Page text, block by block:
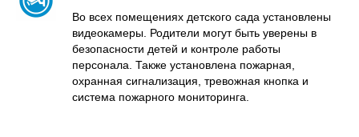
Во всех помещениях детского сада установлены
видеокамеры. Родители могут быть уверены в
безопасности детей и контроле работы
персонала. Также установлена пожарная,
охранная сигнализация, тревожная кнопка и
система пожарного мониторинга.